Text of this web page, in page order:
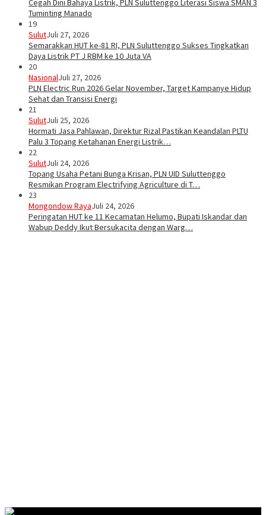
Cegah Dini Bahaya Listrik, PLN Suluttenggo Literasi Siswa SMAN 3
Tuminting Manado
19
SulutJuli 27, 2026
Semarakkan HUT ke-81 RI, PLN Suluttenggo Sukses Tingkatkan
Daya Listrik PT J RBM ke 10 Juta VA
20
NasionalJuli 27, 2026
PLN Electric Run 2026 Gelar November, Target Kampanye Hidup
Sehat dan Transisi Energi
21
SulutJuli 25, 2026
Hormati Jasa Pahlawan, Direktur Rizal Pastikan Keandalan PLTU
Palu 3 Topang Ketahanan Energi Listrik…
22
SulutJuli 24, 2026
Topang Usaha Petani Bunga Krisan, PLN UID Suluttenggo
Resmikan Program Electrifying Agriculture di T…
23
Mongondow RayaJuli 24, 2026
Peringatan HUT ke 11 Kecamatan Helumo, Bupati Iskandar dan
Wabup Deddy Ikut Bersukacita dengan Warg…